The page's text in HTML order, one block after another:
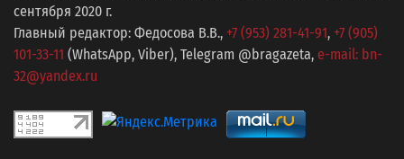
сентября 2020 г.
Главный редактор: Федосова В.В., +7 (953) 281-41-91, +7 (905)
101-33-11 (WhatsApp, Viber), Telegram @bragazeta, e-mail: bn-
32@yandex.ru